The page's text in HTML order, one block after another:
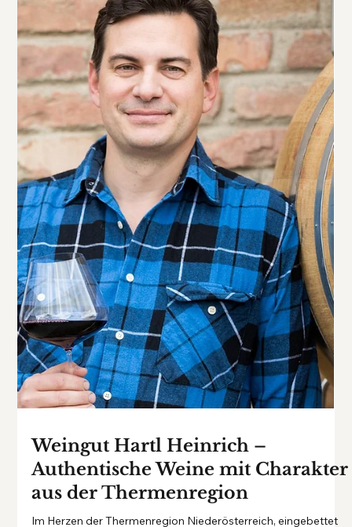
Heidi Schröck & Söhne –
Charaktervolle Weine aus Rust am
Neusiedler See
Rust am Neusiedler See gilt seit Jahrhunderten als einer der
bedeutendsten Weinorte Österreichs. Genau hier schlägt das
Herz des Weinguts Heidi Schröck & Söhne, das Tradition und
Moderne harmonisch verbindet.